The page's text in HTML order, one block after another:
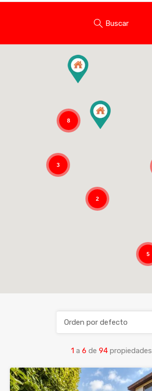
Buscar
5
8
3
2
1 a 6 de 94 propiedades
Orden por defecto